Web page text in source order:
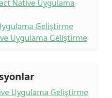
Native Uygulama
Geliştirme
Uygulama Geliştirme
Uygulama Geliştirme